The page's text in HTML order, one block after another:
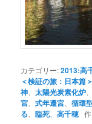
カテゴリー:2013:高
＜検証の旅：日本篇＞
神 、太陽光炭素化炉
宮 、式年遷宮 、循環
る 、臨死、高千穂